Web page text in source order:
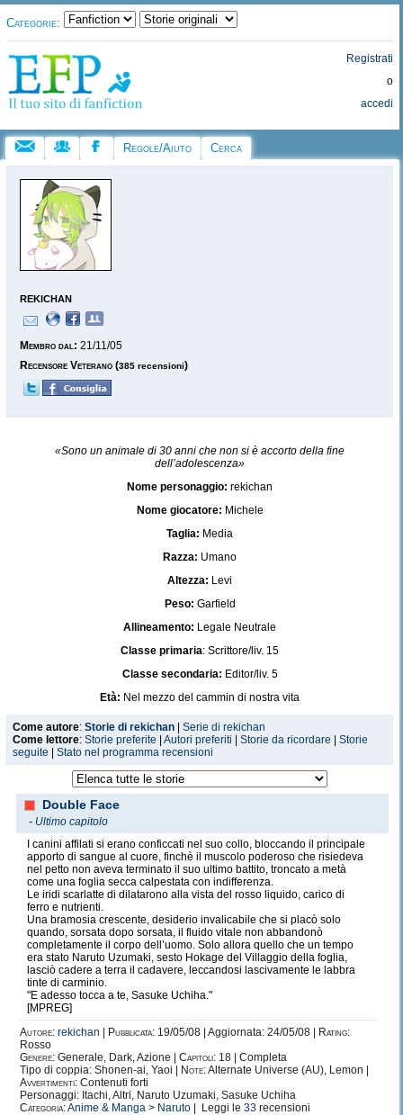
Categorie:
Registrati
o
accedi
Regole/Aiuto Cerca
rekichan
Membro dal: 21/11/05
Recensore Veterano (385 recensioni)
«Sono un animale di 30 anni che non si è accorto della fine
dell’adolescenza»
Nome personaggio:rekichan
Nome giocatore: Michele
Taglia: Media
Razza: Umano
Altezza: Levi
Peso: Garfield
Allineamento: Legale Neutrale
Classe primaria: Scrittore/liv. 15
Classe secondaria: Editor/liv. 5
Età: Nel mezzo del cammin di nostra vita
Segni particolari:
occhiali, codino
Data creazione:20/09/1988
CA Arm. Scudo
Come autore: Storie di rekichan
Serie di rekichan
Come lettore: Storie preferite Autori preferiti Storie da ricordare
Storie
seguite
Stato nel programma recensioni
Double Face
- Ultimo capitolo
I canini affilati si erano conficcati nel suo collo, bloccando il principale
apporto di sangue al cuore, finchè il muscolo poderoso che risiedeva
nel petto non aveva terminato il suo ultimo battito, troncato a metà
come una foglia secca calpestata con indifferenza.
Le iridi scarlatte di dilatarono alla vista del rosso liquido, carico di
ferro e nutrienti.
Una bramosia crescente, desiderio invalicabile che si placò solo
quando, sorsata dopo sorsata, il fluido vitale non abbandonò
completamente il corpo dell’uomo. Solo allora quello che un tempo
era stato Naruto Uzumaki, sesto Hokage del Villaggio della foglia,
lasciò cadere a terra il cadavere, leccandosi lascivamente le labbra
tinte di carminio.
"E adesso tocca a te, Sasuke Uchiha."
[MPREG]
Autore: rekichan Pubblicata: 19/05/08 | Aggiornata: 24/05/08 |
Rating:
Rosso
Genere: Generale, Dark, Azione | Capitoli: 18 | Completa
Tipo di coppia: Shonen-ai, Yaoi |
Note:Alternate Universe (AU), Lemon |
Avvertimenti: Contenuti forti
Personaggi: Itachi, Altri, Naruto Uzumaki, Sasuke Uchiha
Categoria:Anime & Manga > Naruto | Leggi le 33 recensioni